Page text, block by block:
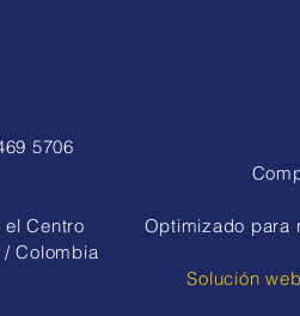
5706
Centro
Colombia
Optimizado para
Solución